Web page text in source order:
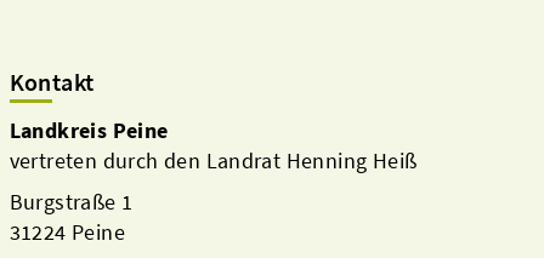
Kontakt
Landkreis Peine
vertreten durch den Landrat Henning Heiß
Burgstraße 1
31224 Peine